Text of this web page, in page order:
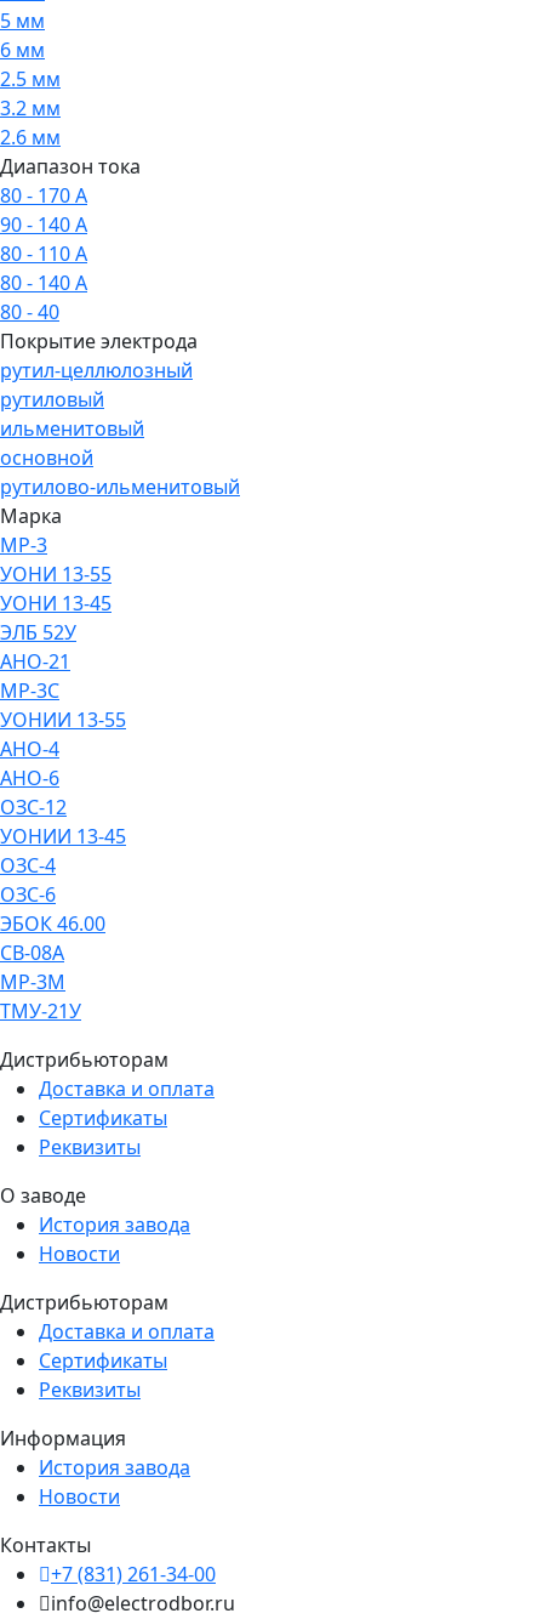
5 мм
6 мм
2.5 мм
3.2 мм
2.6 мм
Диапазон тока
80 - 170 А
90 - 140 А
80 - 110 А
80 - 140 А
80 - 40
Покрытие электрода
рутил-целлюлозный
рутиловый
ильменитовый
основной
рутилово-ильменитовый
Марка
МР-3
УОНИ 13-55
УОНИ 13-45
ЭЛБ 52У
АНО-21
МР-3С
УОНИИ 13-55
АНО-4
АНО-6
ОЗС-12
УОНИИ 13-45
ОЗС-4
ОЗС-6
ЭБОК 46.00
СВ-08А
МР-3М
ТМУ-21У
Дистрибьюторам
Доставка и оплата
Сертификаты
Реквизиты
О заводе
История завода
Новости
Дистрибьюторам
Доставка и оплата
Сертификаты
Реквизиты
Информация
История завода
Новости
Контакты
+7 (831) 261-34-00
info@electrodbor.ru